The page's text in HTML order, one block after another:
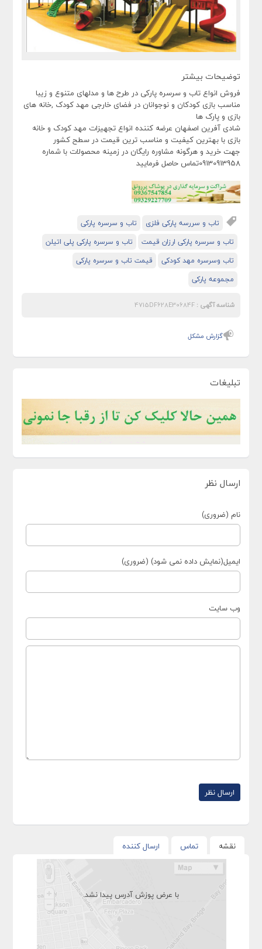
توضیحات بیشتر
فروش انواع تاب و سرسره پارکی در طرح ها و مدلهای متنوع و زیبا
مناسب بازی کودکان و نوجوانان در فضای خارجی مهد کودک ,خانه های
بازی و پارک ها
شادی آفرین اصفهان عرضه کننده انواع تجهیزات مهد کودک و خانه
بازی با بهترین کیفیت و مناسب ترین قیمت در سطح کشور
جهت خرید و هرگونه مشاوره رایگان در زمینه محصولات با شماره
09130913958تماس حاصل فرمایید
تاب و سررسه پارکی فلزی
تاب و سرسره پارکی
تاب و سرسره پارکی ارزان قیمت
تاب و سرسره پارکی پلی اتیلن
تاب وسرسره مهد کودکی
قیمت تاب و سرسره پارکی
مجموعه پارکی
شناسه آگهی : 4715DF628E30684F
گزارش مشکل
تبلیغات
ارسال نظر
نام (ضروری)
ایمیل(نمایش داده نمی شود) (ضروری)
وب سایت
نقشه تماس ارسال کننده
با عرض پوزش آدرس پیدا نشد.